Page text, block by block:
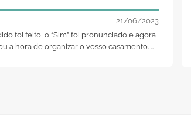
21/06/2023
foi feito, o “Sim” foi pronunciado e agora
a hora de organizar o vosso casamento. O